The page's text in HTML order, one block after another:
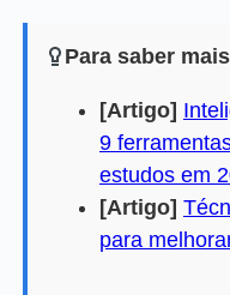
Para saber
[Artigo]
9
estudos em
[Artigo]
para